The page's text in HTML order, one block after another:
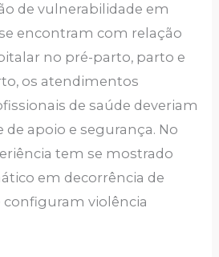
de vulnerabilidade em
encontram com relação
no pré-parto, parto e
os atendimentos
de saúde deveriam
apoio e segurança. No
tem se mostrado
em decorrência de
configuram violência